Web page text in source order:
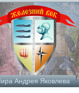
Андрея Яковлева